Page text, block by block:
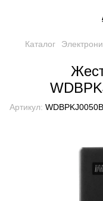
Каталог
Артикул: